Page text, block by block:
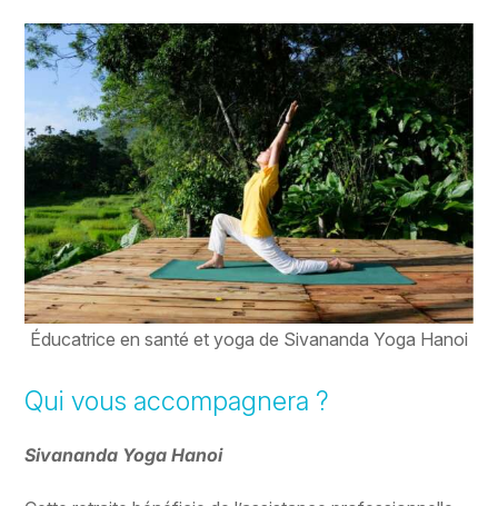
Éducatrice en santé et yoga de Sivananda Yoga Hanoi
Qui vous accompagnera ?
Sivananda Yoga Hanoi